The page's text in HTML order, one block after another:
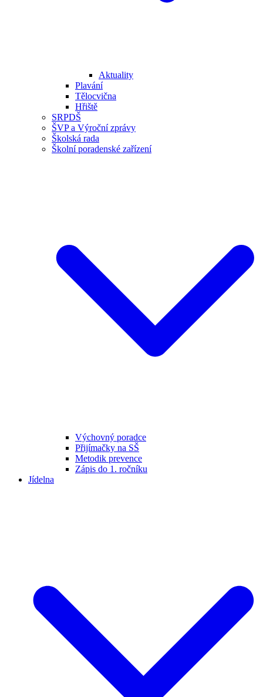
Aktuality
Plavání
Tělocvična
Hřiště
SRPDŠ
ŠVP a Výroční zprávy
Školská rada
Školní poradenské zařízení
Výchovný poradce
Přijímačky na SŠ
Metodik prevence
Zápis do 1. ročníku
Jídelna